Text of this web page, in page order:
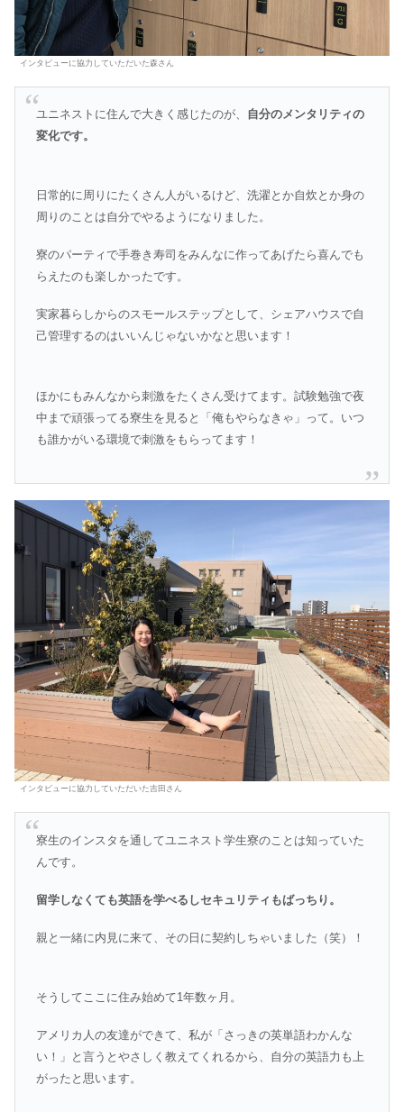
インタビューに協力していただいた森さん
ユニネストに住んで大きく感じたのが、 自分のメンタリティの
変化です。
日常的に周りにたくさん人がいるけど、洗濯とか自炊とか身の
周りのことは自分でやるようになりました。
寮のパーティで手巻き寿司をみんなに作ってあげたら喜んでも
らえたのも楽しかったです。
実家暮らしからのスモールステップとして、シェアハウスで自
己管理するのはいいんじゃないかなと思います！
ほかにもみんなから刺激をたくさん受けてます。試験勉強で夜
中まで頑張ってる寮生を見ると「俺もやらなきゃ」って。いつ
も誰かがいる環境で刺激をもらってます！
インタビューに協力していただいた吉田さん
寮生のインスタを通してユニネスト学生寮のことは知っていた
んです。
留学しなくても英語を学べるしセキュリティもばっちり。
親と一緒に内見に来て、その日に契約しちゃいました（笑）！
そうしてここに住み始めて1年数ヶ月。
アメリカ人の友達ができて、私が「さっきの英単語わかんな
い！」と言うとやさしく教えてくれるから、自分の英語力も上
がったと思います。